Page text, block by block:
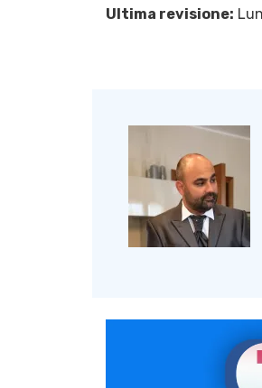
Ultima revisione: